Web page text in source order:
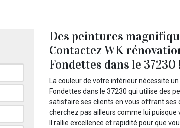
Des peintures
Contactez WK
Fondettes dans le 37230 !
La couleur de votre intérieur nécessite
Fondettes dans le 37230 qui utilise des
satisfaire ses clients en vous offrant ses
cherchez pas ailleurs comme lui puisque
Il rallie excellence et rapidité pour que